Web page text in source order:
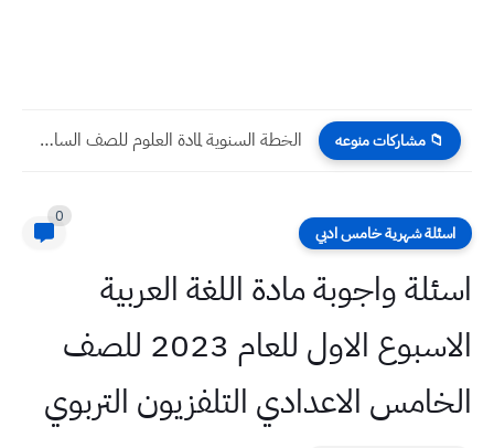
📁 مشاركات منوعه الخطة السنوية لمادة العلوم للصف السادس الابتدائي للعام الدراسي 2023
اسئلة شهرية خامس ادبي
0
اسئلة واجوبة مادة اللغة العربية
الاسبوع الاول للعام 2023 للصف
الخامس الاعدادي التلفزيون التربوي